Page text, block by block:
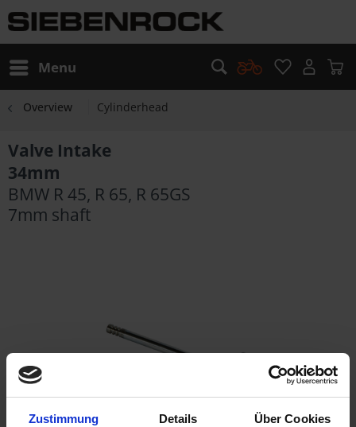
Zustimmung Details Über Cookies
Menu
Overview Cylinderhead
Valve Intake
34mm
BMW R 45, R 65, R 65GS
7mm shaft